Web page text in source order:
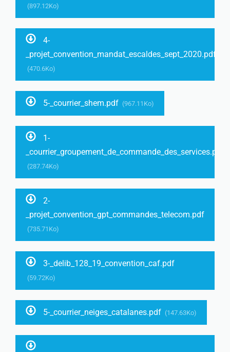
(897.12Ko)
4-
_projet_convention_mandat_escaldes_sept_2020.pdf
(470.6Ko)
5-_courrier_shem.pdf (967.11Ko)
1-
_courrier_groupement_de_commande_des_services.pdf
(287.74Ko)
2-
_projet_convention_gpt_commandes_telecom.pdf
(735.71Ko)
3-_delib_128_19_convention_caf.pdf
(59.72Ko)
5-_courrier_neiges_catalanes.pdf (147.63Ko)